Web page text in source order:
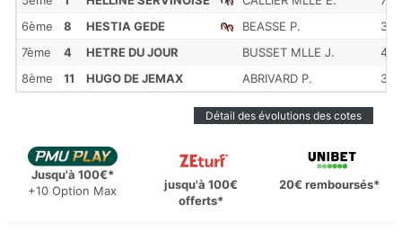
6ème
8 HESTIA GEDE BEASSE P.
3.1
7ème
4 HETRE DU JOUR BUSSET MLLE J.
49
8ème
11 HUGO DE JEMAX ABRIVARD P. 37
Détail des évolutions des cotes
Jusqu'à 100€*
+10 Option Max
jusqu'à 100€
offerts*
20€ remboursés*